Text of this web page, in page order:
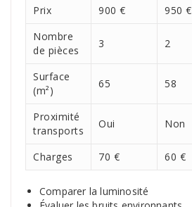
Prix 900 € 950 €
Nombre
de pièces
3 2
Surface
(m²)
65 58
Proximité
transports
Oui Non
Charges 70 € 60 €
Comparer la luminosité